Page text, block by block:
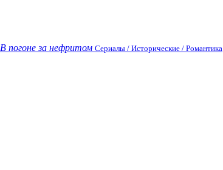
В погоне за нефритом Сериалы / Исторические / Романтика